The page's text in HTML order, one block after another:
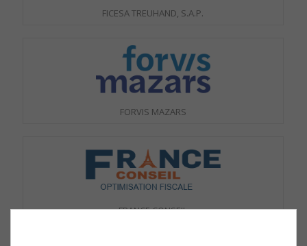
FICESA TREUHAND, S.A.P.
FORVIS MAZARS
FRANCE CONSEIL